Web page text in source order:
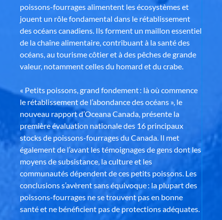
poissons-fourrages alimentent les écosystèmes et
jouent un rôle fondamental dans le rétablissement
des océans canadiens. Ils forment un maillon essentiel
de la chaîne alimentaire, contribuant à la santé des
océans, au tourisme côtier et à des pêches de grande
valeur, notamment celles du homard et du crabe.
« Petits poissons, grand fondement : là où commence
le rétablissement de l’abondance des océans », le
nouveau rapport d’Oceana Canada, présente la
première évaluation nationale des 16 principaux
stocks de poissons-fourrages du Canada. Il met
également de l’avant les témoignages de gens dont les
moyens de subsistance, la culture et les
communautés dépendent de ces petits poissons. Les
conclusions s’avèrent sans équivoque : la plupart des
poissons-fourrages ne se trouvent pas en bonne
santé et ne bénéficient pas de protections adéquates.